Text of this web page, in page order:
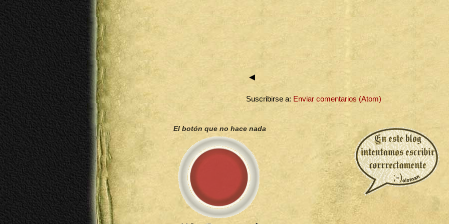
◄
Suscribirse a: Enviar comentarios (Atom)
El botón que no hace nada